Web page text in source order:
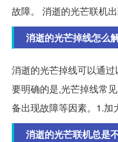
故障。 消逝的光芒联机
消逝的光芒掉线怎么
消逝的光芒掉线可以通
要明确的是,光芒掉线常
备出现故障等因素。1.加
消逝的光芒联机总是